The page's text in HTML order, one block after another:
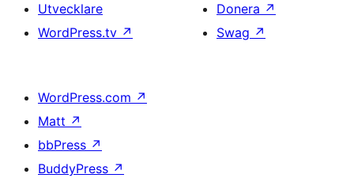
Utvecklare
WordPress.tv ↗
Donera ↗
Swag ↗
WordPress.com ↗
Matt ↗
bbPress ↗
BuddyPress ↗